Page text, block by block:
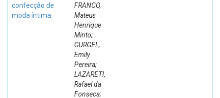
confecção de
moda íntima.
FRANCO,
Mateus
Henrique
Minto;
GURGEL,
Emily
Pereira;
LAZARETI,
Rafael da
Fonseca;